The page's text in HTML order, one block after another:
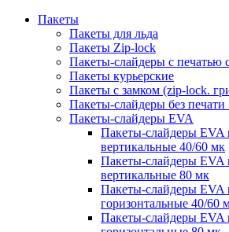
Пакеты
Пакеты для льда
Пакеты Zip-lock
Пакеты-слайдеры с
Пакеты курьерские
Пакеты с замком (zip-lock.
Пакеты-слайдеры без
Пакеты-слайдеры EVA
Пакеты-слайдеры EVA
вертикальные 40/60 мк
Пакеты-слайдеры EVA
вертикальные 80 мк
Пакеты-слайдеры EVA
горизонтальные 40/60
Пакеты-слайдеры EVA